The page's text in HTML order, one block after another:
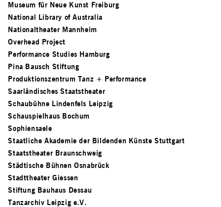
Museum für Neue Kunst Freiburg
National Library of Australia
Nationaltheater Mannheim
Overhead Project
Performance Studies Hamburg
Pina Bausch Stiftung
Produktionszentrum Tanz + Performance
Saarländisches Staatstheater
Schaubühne Lindenfels Leipzig
Schauspielhaus Bochum
Sophiensaele
Staatliche Akademie der Bildenden Künste Stuttgart
Staatstheater Braunschweig
Städtische Bühnen Osnabrück
Stadttheater Giessen
Stiftung Bauhaus Dessau
Tanzarchiv Leipzig e.V.